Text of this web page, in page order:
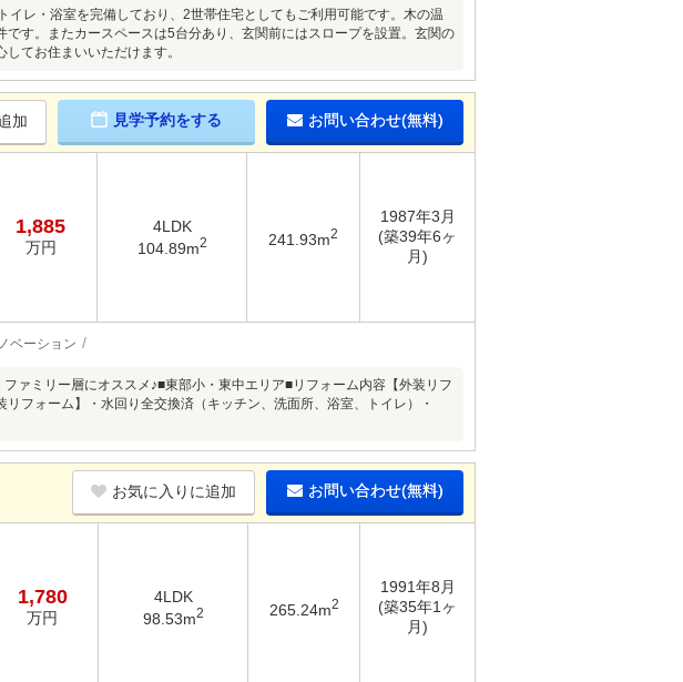
レ・浴室を完備しており、2世帯住宅としてもご利用可能です。木の温
す。またカースペースは5台分あり、玄関前にはスロープを設置。玄関の
てお住まいいただけます。
加 見学予約をする お問い合わせ(無料)
1,885
万円
4LDK
104.89m2 241.93m2
1987年3月
(築39年6ヶ
月)
ベーション
ァミリー層にオススメ♪■東部小・東中エリア■リフォーム内容【外装リフ
フォーム】・水回り全交換済（キッチン、洗面所、浴室、トイレ）・
お気に入りに追加 お問い合わせ(無料)
1,780
万円
4LDK
98.53m2 265.24m2
1991年8月
(築35年1ヶ
月)